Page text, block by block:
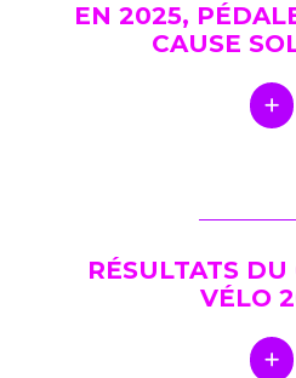
EN 2025,
CAUSE
RÉSULTATS
VÉLO